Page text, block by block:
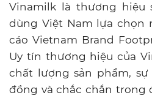
Vinamilk là thương hiệu
dùng Việt Nam lựa chọn
cáo Vietnam Brand
Uy tín thương hiệu của
chất lượng sản phẩm,
đồng và chắc chắn trong